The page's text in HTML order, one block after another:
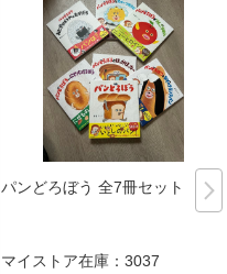
パンどろぼう 全7冊セット
マイストア在庫： 3037